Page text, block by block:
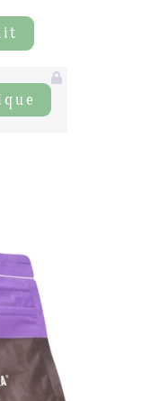
de protection de la vie privée